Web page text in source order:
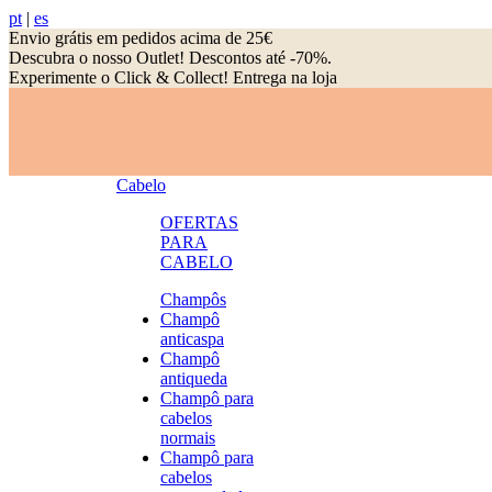
pt | es
Envio grátis em pedidos acima de 25€
Descubra o nosso Outlet! Descontos até -70%.
Experimente o Click & Collect! Entrega na loja
Cabelo
OFERTAS
PARA
CABELO
Champôs
Champô
anticaspa
Champô
antiqueda
Champô para
cabelos
normais
Champô para
cabelos